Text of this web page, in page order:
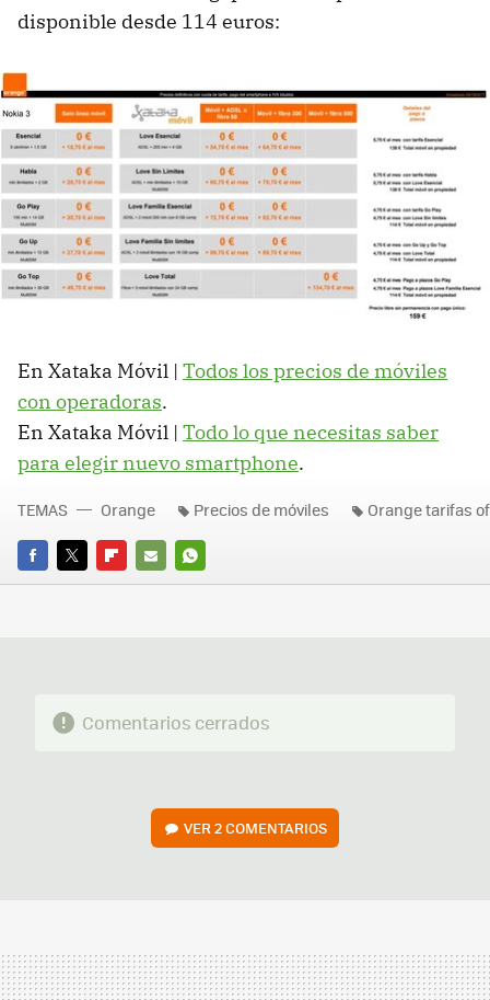
disponible desde 114 euros:
En Xataka Móvil | Todos los precios de móviles
con operadoras.
En Xataka Móvil | Todo lo que necesitas saber
para elegir nuevo smartphone.
FACEBOOK
TWITTERFLIPBOARD
E-
WHATSAPP
TEMAS Orange Precios de móviles Orange tarifas
Comentarios cerrados
VER2 COMENTARIOS